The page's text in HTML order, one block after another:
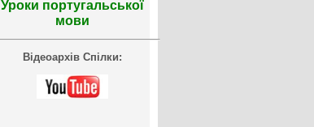
Уроки португальської
мови
Відеоархів Спілки: